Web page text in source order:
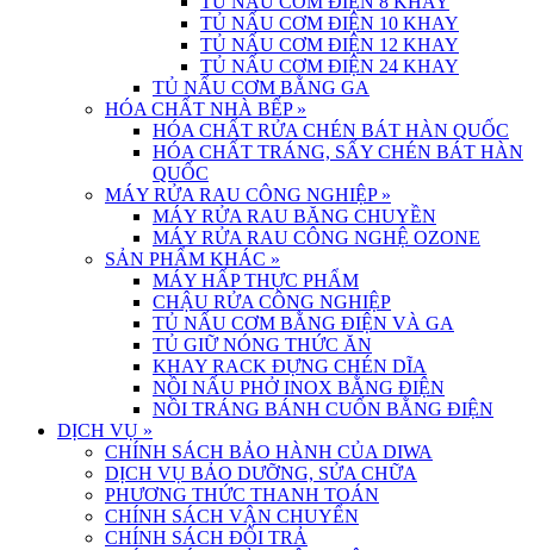
TỦ NẤU CƠM ĐIỆN 10 KHAY
TỦ NẤU CƠM ĐIỆN 12 KHAY
TỦ NẤU CƠM ĐIỆN 24 KHAY
TỦ NẤU CƠM BẰNG GA
HÓA CHẤT NHÀ BẾP »
HÓA CHẤT RỬA CHÉN BÁT HÀN QUỐC
HÓA CHẤT TRÁNG, SẤY CHÉN BÁT HÀN
QUỐC
MÁY RỬA RAU CÔNG NGHIỆP »
MÁY RỬA RAU BĂNG CHUYỀN
MÁY RỬA RAU CÔNG NGHỆ OZONE
SẢN PHẨM KHÁC »
MÁY HẤP THỰC PHẨM
CHẬU RỬA CÔNG NGHIỆP
TỦ NẤU CƠM BẰNG ĐIỆN VÀ GA
TỦ GIỮ NÓNG THỨC ĂN
KHAY RACK ĐỰNG CHÉN DĨA
NỒI NẤU PHỞ INOX BẰNG ĐIỆN
NỒI TRÁNG BÁNH CUỐN BẰNG ĐIỆN
DỊCH VỤ »
CHÍNH SÁCH BẢO HÀNH CỦA DIWA
DỊCH VỤ BẢO DƯỠNG, SỬA CHỮA
PHƯƠNG THỨC THANH TOÁN
CHÍNH SÁCH VẬN CHUYỂN
CHÍNH SÁCH ĐỔI TRẢ